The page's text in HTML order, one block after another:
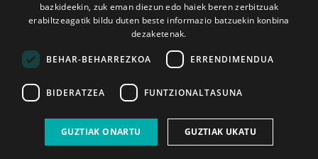
2026ko eka. 1a 2026ko mar. 1a
bazkideekin, zuk eman diezun edo haiek beren zerbitzuak
erabiltzeagatik bildu duten beste informazio batzuekin konbina
dezaketenak.
BEHAR-BEHARREZKOA ERRENDIMENDUA
BIDERATZEA FUNTZIONALTASUNA
GUZTIAK ONARTU GUZTIAK UKATU